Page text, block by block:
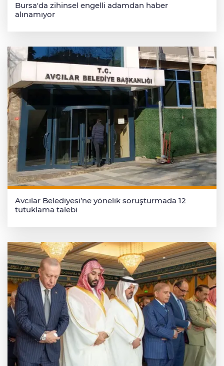
Bursa'da zihinsel engelli adamdan haber
alınamıyor
Avcılar Belediyesi’ne yönelik soruşturmada 12
tutuklama talebi